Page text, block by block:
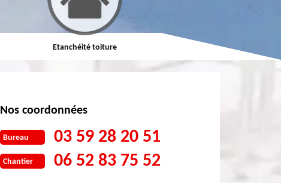
Etanchéité toiture Réparation de toiture
Nos coordonnées
Bureau 03 59 28 20 51
Chantier 06 52 83 75 52